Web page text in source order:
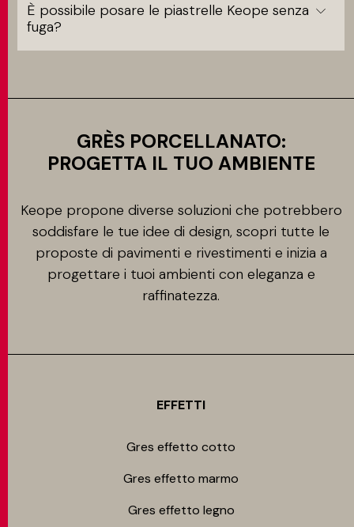
È possibile posare le piastrelle Keope senza
fuga?
GRÈS PORCELLANATO:
PROGETTA IL TUO AMBIENTE
Keope propone diverse soluzioni che potrebbero
soddisfare le tue idee di design, scopri tutte le
proposte di pavimenti e rivestimenti e inizia a
progettare i tuoi ambienti con eleganza e
raffinatezza.
EFFETTI
Gres effetto cotto
Gres effetto marmo
Gres effetto legno